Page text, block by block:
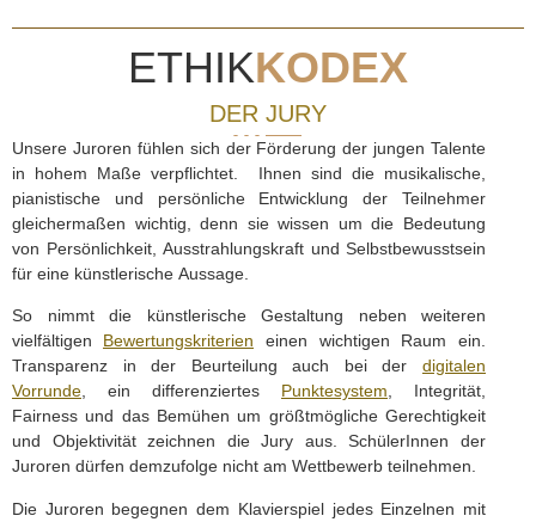
ETHIKKODEX
DER JURY
Unsere Juroren fühlen sich der Förderung der jungen Talente
in hohem Maße verpflichtet. Ihnen sind die musikalische,
pianistische und persönliche Entwicklung der Teilnehmer
gleichermaßen wichtig, denn sie wissen um die Bedeutung
von Persönlichkeit, Ausstrahlungskraft und Selbstbewusstsein
für eine künstlerische Aussage.
So nimmt die künstlerische Gestaltung neben weiteren
vielfältigen Bewertungskriterien einen wichtigen Raum ein.
Transparenz in der Beurteilung auch bei der digitalen
Vorrunde, ein differenziertes Punktesystem, Integrität,
Fairness und das Bemühen um größtmögliche Gerechtigkeit
und Objektivität zeichnen die Jury aus. SchülerInnen der
Juroren dürfen demzufolge nicht am Wettbewerb teilnehmen.
Die Juroren begegnen dem Klavierspiel jedes Einzelnen mit